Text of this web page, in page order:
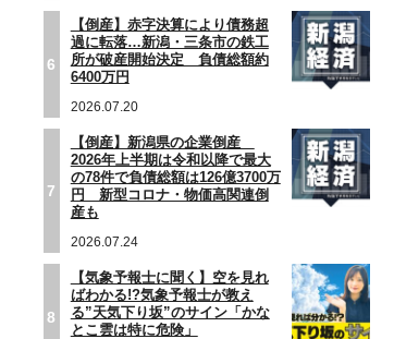
6
【倒産】赤字決算により債務超
過に転落…新潟・三条市の鉄工
所が破産開始決定 負債総額約
6400万円
2026.07.20
7
【倒産】新潟県の企業倒産
2026年上半期は令和以降で最大
の78件で負債総額は126億3700万
円 新型コロナ・物価高関連倒
産も
2026.07.24
8
【気象予報士に聞く】空を見れ
ばわかる!?気象予報士が教え
る”天気下り坂”のサイン「かな
とこ雲は特に危険」